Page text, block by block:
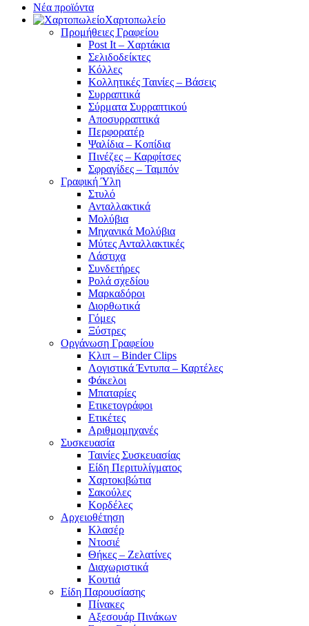
Νέα προϊόντα
Χαρτοπωλείο
Προμήθειες Γραφείου
Post It – Χαρτάκια
Σελιδοδείκτες
Κόλλες
Κολλητικές Ταινίες – Βάσεις
Συρραπτικά
Σύρματα Συρραπτικού
Αποσυρραπτικά
Περφορατέρ
Ψαλίδια – Κοπίδια
Πινέζες – Καρφίτσες
Σφραγίδες – Ταμπόν
Γραφική Ύλη
Στυλό
Ανταλλακτικά
Μολύβια
Μηχανικά Μολύβια
Μύτες Ανταλλακτικές
Λάστιχα
Συνδετήρες
Ρολά σχεδίου
Μαρκαδόροι
Διορθωτικά
Γόμες
Ξύστρες
Οργάνωση Γραφείου
Κλιπ – Binder Clips
Λογιστικά Έντυπα – Καρτέλες
Φάκελοι
Μπαταρίες
Ετικετογράφοι
Ετικέτες
Αριθμομηχανές
Συσκευασία
Ταινίες Συσκευασίας
Είδη Περιτυλίγματος
Χαρτοκιβώτια
Σακούλες
Κορδέλες
Αρχειοθέτηση
Κλασέρ
Ντοσιέ
Θήκες – Ζελατίνες
Διαχωριστικά
Κουτιά
Είδη Παρουσίασης
Πίνακες
Αξεσουάρ Πινάκων